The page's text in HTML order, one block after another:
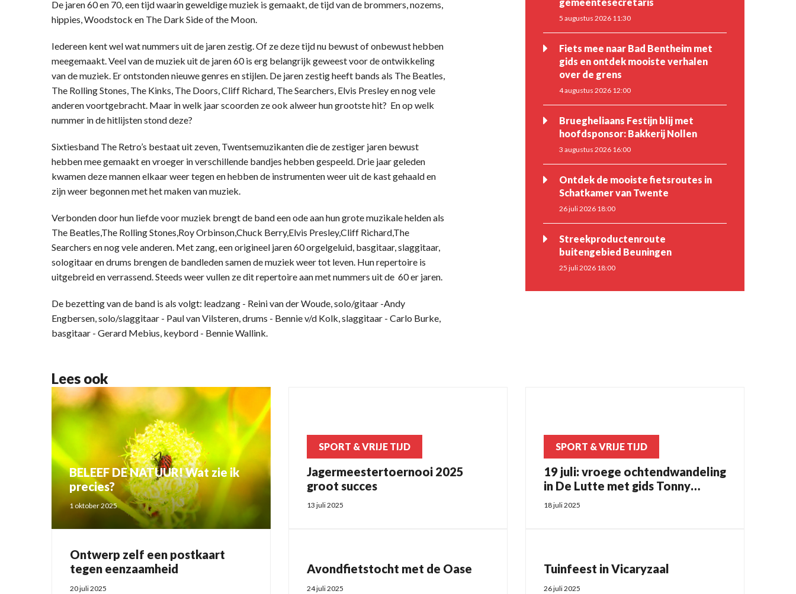
De jaren 60 en 70, een tijd waarin geweldige muziek is gemaakt, de tijd van de brommers, nozems,
hippies, Woodstock en The Dark Side of the Moon.
Iedereen kent wel wat nummers uit de jaren zestig. Of ze deze tijd nu bewust of onbewust hebben
meegemaakt. Veel van de muziek uit de jaren 60 is erg belangrijk geweest voor de ontwikkeling
van de muziek. Er ontstonden nieuwe genres en stijlen. De jaren zestig heeft bands als The Beatles,
The Rolling Stones, The Kinks, The Doors, Cliff Richard, The Searchers, Elvis Presley en nog vele
anderen voortgebracht. Maar in welk jaar scoorden ze ook alweer hun grootste hit? En op welk
nummer in de hitlijsten stond deze?
Sixtiesband The Retro’s bestaat uit zeven, Twentsemuzikanten die de zestiger jaren bewust
hebben mee gemaakt en vroeger in verschillende bandjes hebben gespeeld. Drie jaar geleden
kwamen deze mannen elkaar weer tegen en hebben de instrumenten weer uit de kast gehaald en
zijn weer begonnen met het maken van muziek.
Verbonden door hun liefde voor muziek brengt de band een ode aan hun grote muzikale helden als
The Beatles,The Rolling Stones,Roy Orbinson,Chuck Berry,Elvis Presley,Cliff Richard,The
Searchers en nog vele anderen. Met zang, een origineel jaren 60 orgelgeluid, basgitaar, slaggitaar,
sologitaar en drums brengen de bandleden samen de muziek weer tot leven. Hun repertoire is
uitgebreid en verrassend. Steeds weer vullen ze dit repertoire aan met nummers uit de 60 er jaren.
De bezetting van de band is als volgt: leadzang - Reini van der Woude, solo/gitaar -Andy
Engbersen, solo/slaggitaar - Paul van Vilsteren, drums - Bennie v/d Kolk, slaggitaar - Carlo Burke,
basgitaar - Gerard Mebius, keybord - Bennie Wallink.
5 augustus 2026 11:30
Fiets mee naar Bad Bentheim met
gids en ontdek mooiste verhalen
over de grens
4 augustus 2026 12:00
Bruegheliaans Festijn blij met
hoofdsponsor: Bakkerij Nollen
3 augustus 2026 16:00
Ontdek de mooiste fietsroutes in
Schatkamer van Twente
26 juli 2026 18:00
Streekproductenroute
buitengebied Beuningen
25 juli 2026 18:00
Lees ook
BELEEF DE NATUUR! Wat zie ik
precies?
1 oktober 2025
SPORT & VRIJE TIJD
Jagermeestertoernooi 2025
groot succes
13 juli 2025
SPORT & VRIJE TIJD
19 juli: vroege ochtendwandeling
in De Lutte met gids Tonny
Morsink
18 juli 2025
Ontwerp zelf een postkaart
tegen eenzaamheid
20 juli 2025
Avondfietstocht met de Oase
24 juli 2025
Tuinfeest in Vicaryzaal
26 juli 2025